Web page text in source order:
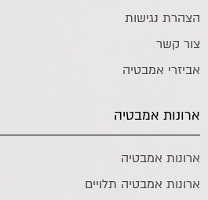
הצהרת נגישות
צור קשר
אביזרי אמבטיה
ארונות אמבטיה
ארונות אמבטיה
ארונות אמבטיה תלויים